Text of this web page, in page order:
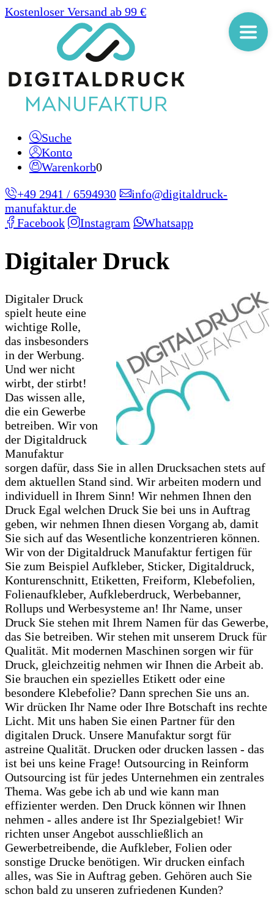
Kostenloser Versand ab 99 €
Suche
Konto
Warenkorb0
+49 2941 / 6594930
info@digitaldruck-
manufaktur.de
Facebook
Instagram Whatsapp
Digitaler Druck
Digitaler Druck
spielt heute eine
wichtige Rolle,
das insbesonders
in der Werbung.
Und wer nicht
wirbt, der stirbt!
Das wissen alle,
die ein Gewerbe
betreiben. Wir von
der Digitaldruck
Manufaktur
sorgen dafür, dass Sie in allen Drucksachen stets auf
dem aktuellen Stand sind. Wir arbeiten modern und
individuell in Ihrem Sinn! Wir nehmen Ihnen den
Druck Egal welchen Druck Sie bei uns in Auftrag
geben, wir nehmen Ihnen diesen Vorgang ab, damit
Sie sich auf das Wesentliche konzentrieren können.
Wir von der Digitaldruck Manufaktur fertigen für
Sie zum Beispiel Aufkleber, Sticker, Digitaldruck,
Konturenschnitt, Etiketten, Freiform, Klebefolien,
Folienaufkleber, Aufkleberdruck, Werbebanner,
Rollups und Werbesysteme an! Ihr Name, unser
Druck Sie stehen mit Ihrem Namen für das Gewerbe,
das Sie betreiben. Wir stehen mit unserem Druck für
Qualität. Mit modernen Maschinen sorgen wir für
Druck, gleichzeitig nehmen wir Ihnen die Arbeit ab.
Sie brauchen ein spezielles Etikett oder eine
besondere Klebefolie? Dann sprechen Sie uns an.
Wir drücken Ihr Name oder Ihre Botschaft ins rechte
Licht. Mit uns haben Sie einen Partner für den
digitalen Druck. Unsere Manufaktur sorgt für
astreine Qualität. Drucken oder drucken lassen - das
ist bei uns keine Frage! Outsourcing in Reinform
Outsourcing ist für jedes Unternehmen ein zentrales
Thema. Was gebe ich ab und wie kann man
effizienter werden. Den Druck können wir Ihnen
nehmen - alles andere ist Ihr Spezialgebiet! Wir
richten unser Angebot ausschließlich an
Gewerbetreibende, die Aufkleber, Folien oder
sonstige Drucke benötigen. Wir drucken einfach
alles, was Sie in Auftrag geben. Gehören auch Sie
schon bald zu unseren zufriedenen Kunden?